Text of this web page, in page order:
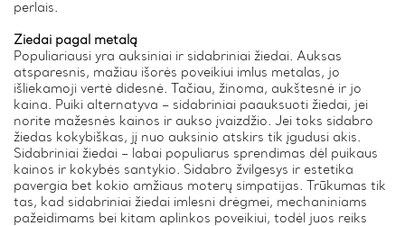
perlais.
Žiedai pagal metalą
Populiariausi yra auksiniai ir sidabriniai žiedai. Auksas
atsparesnis, mažiau išorės poveikiui imlus metalas, jo
išliekamoji vertė didesnė. Tačiau, žinoma, aukštesnė ir jo
kaina. Puiki alternatyva – sidabriniai paauksuoti žiedai, jei
norite mažesnės kainos ir aukso įvaizdžio. Jei toks sidabro
žiedas kokybiškas, jį nuo auksinio atskirs tik įgudusi akis.
Sidabriniai žiedai – labai populiarus sprendimas dėl puikaus
kainos ir kokybės santykio. Sidabro žvilgesys ir estetika
pavergia bet kokio amžiaus moterų simpatijas. Trūkumas tik
tas, kad sidabriniai žiedai imlesni drėgmei, mechaniniams
pažeidimams bei kitam aplinkos poveikiui, todėl juos reiks